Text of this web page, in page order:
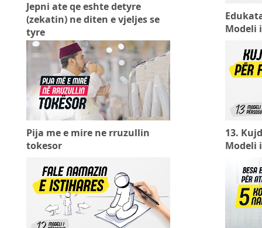
Jepni ate qe eshte detyre
(zekatin) ne diten e vjeljes se
tyre
Modeli
Pija me e mire ne rruzullin
tokesor
13.
Modeli